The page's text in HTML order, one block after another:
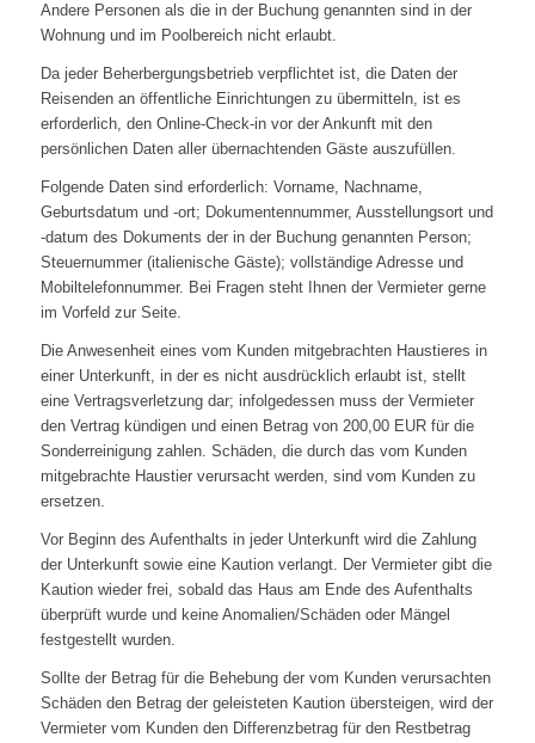
Andere Personen als die in der Buchung genannten sind in der
Wohnung und im Poolbereich nicht erlaubt.
Da jeder Beherbergungsbetrieb verpflichtet ist, die Daten der
Reisenden an öffentliche Einrichtungen zu übermitteln, ist es
erforderlich, den Online-Check-in vor der Ankunft mit den
persönlichen Daten aller übernachtenden Gäste auszufüllen.
Folgende Daten sind erforderlich: Vorname, Nachname,
Geburtsdatum und -ort; Dokumentennummer, Ausstellungsort und
-datum des Dokuments der in der Buchung genannten Person;
Steuernummer (italienische Gäste); vollständige Adresse und
Mobiltelefonnummer. Bei Fragen steht Ihnen der Vermieter gerne
im Vorfeld zur Seite.
Die Anwesenheit eines vom Kunden mitgebrachten Haustieres in
einer Unterkunft, in der es nicht ausdrücklich erlaubt ist, stellt
eine Vertragsverletzung dar; infolgedessen muss der Vermieter
den Vertrag kündigen und einen Betrag von 200,00 EUR für die
Sonderreinigung zahlen. Schäden, die durch das vom Kunden
mitgebrachte Haustier verursacht werden, sind vom Kunden zu
ersetzen.
Vor Beginn des Aufenthalts in jeder Unterkunft wird die Zahlung
der Unterkunft sowie eine Kaution verlangt. Der Vermieter gibt die
Kaution wieder frei, sobald das Haus am Ende des Aufenthalts
überprüft wurde und keine Anomalien/Schäden oder Mängel
festgestellt wurden.
Sollte der Betrag für die Behebung der vom Kunden verursachten
Schäden den Betrag der geleisteten Kaution übersteigen, wird der
Vermieter vom Kunden den Differenzbetrag für den Restbetrag